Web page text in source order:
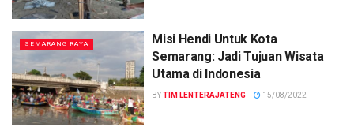
SEMARANG RAYA
Misi Hendi Untuk Kota
Semarang: Jadi Tujuan Wisata
Utama di Indonesia
BYTIM LENTERAJATENG 15/08/2022